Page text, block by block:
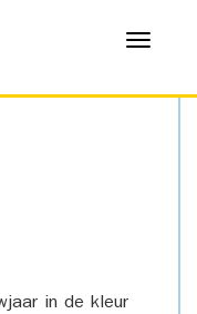
Menu
in de kleur